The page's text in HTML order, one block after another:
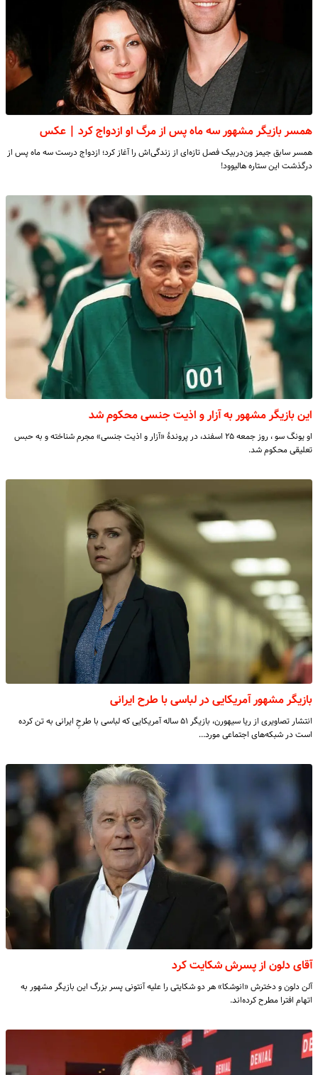
همسر بازیگر مشهور سه‌ ماه پس از مرگ او ازدواج کرد | عکس
همسر سابق جیمز ون‌در‌بیک فصل تازه‌ای از زندگی‌اش را آغاز کرد؛ ازدواج درست سه ماه پس از
درگذشت این ستاره هالیوود!
این بازیگر مشهور به آزار و اذیت جنسی محکوم شد
او یونگ سو ، روز جمعه ۲۵ اسفند، در پروندۀ «آزار و اذیت جنسی» مجرم شناخته و به حبس
تعلیقی محکوم شد.
بازیگر مشهور آمریکایی در لباسی با طرح ایرانی
انتشار تصاویری از ریا سیهورن، بازیگر ۵۱ ساله آمریکایی که لباسی با طرحِ ایرانی به تن کرده
است در شبکه‌های اجتماعی مورد…
آقای دلون از پسرش شکایت کرد
آلن دلون و دخترش «انوشکا» هر دو شکایتی را علیه آنتونی پسر بزرگ این بازیگر مشهور به
اتهام افترا مطرح کرده‌اند.